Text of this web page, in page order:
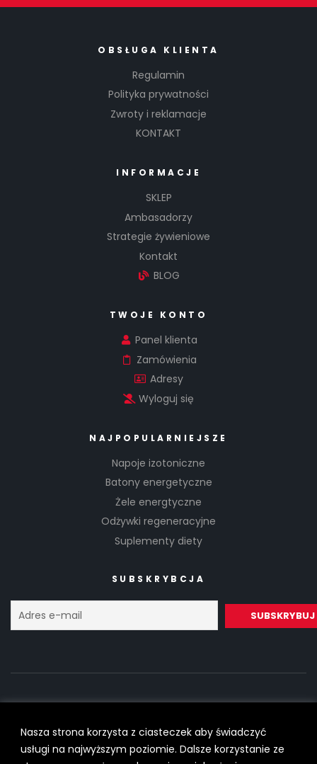
Nasza strona korzysta z ciasteczek aby świadczyć
usługi na najwyższym poziomie. Dalsze korzystanie ze
OBSŁUGA KLIENTA
Regulamin
Polityka prywatności
Zwroty i reklamacje
KONTAKT
INFORMACJE
SKLEP
Ambasadorzy
Strategie żywieniowe
Kontakt
BLOG
TWOJE KONTO
Panel klienta
Zamówienia
Adresy
Wyloguj się
NAJPOPULARNIEJSZE
Napoje izotoniczne
Batony energetyczne
Żele energtyczne
Odżywki regeneracyjne
Suplementy diety
SUBSKRYBCJA
Copyright © 2022 SilesiaRunner.pl ITrener biegania
Reserved.